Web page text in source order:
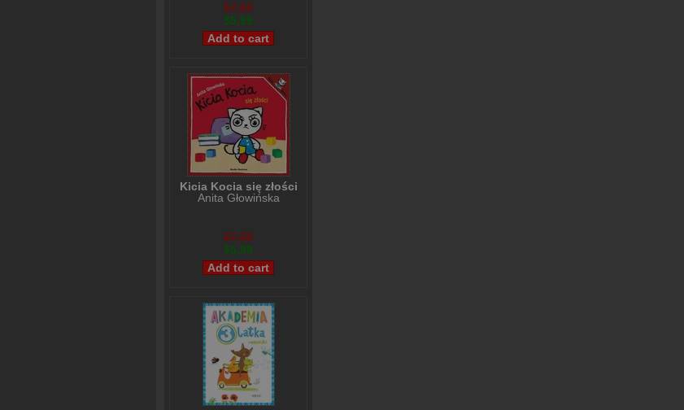
$7,99
$5,99
Kicia Kocia się złości
Anita Głowińska
$7,99
$5,99